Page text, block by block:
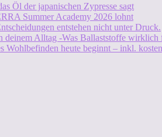
Öl der japanischen Zypresse sagt
Summer Academy 2026 lohnt
entstehen nicht unter Druck.
deinem Alltag -Was Ballaststoffe
Wohlbefinden heute beginnt – inkl.